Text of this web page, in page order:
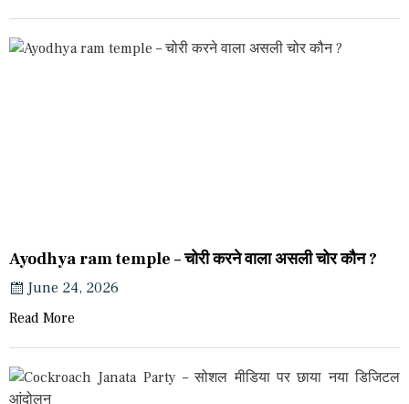
Ayodhya ram temple – चोरी करने वाला असली चोर कौन ?
June 24, 2026
Read More